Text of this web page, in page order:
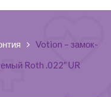
Votion – замок-
Roth .022″ UR